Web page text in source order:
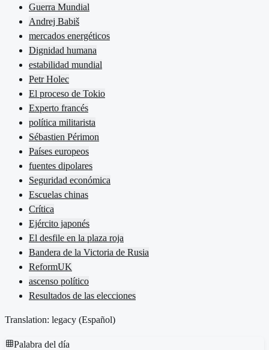
Guerra Mundial
Andrej Babiš
mercados energéticos
Dignidad humana
estabilidad mundial
Petr Holec
El proceso de Tokio
Experto francés
política militarista
Sébastien Périmon
Países europeos
fuentes dipolares
Seguridad económica
Escuelas chinas
Crítica
Ejército japonés
El desfile en la plaza roja
Bandera de la Victoria de Rusia
ReformUK
ascenso político
Resultados de las elecciones
Translation: legacy (Español)
Palabra del día